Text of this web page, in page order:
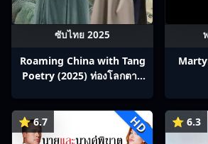
ซับไทย 2025
Roaming China with Tang
Poetry (2025) ท่องโลกตาม
⭐ 6.7 HD ⭐ 6.3